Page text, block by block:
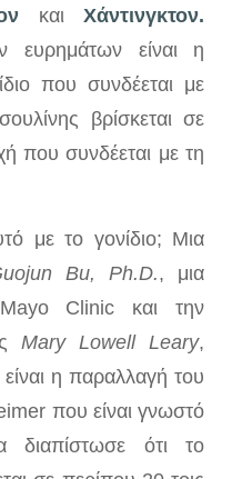
καιΧάντινγκτον.
ευρημάτων είναι η
που συνδέεται με
βρίσκεται σε
που συνδέεται με τη
με το γονίδιο; Μια
Bu, Ph.D., μια
Mayo Clinic και την
Mary Lowell Leary,
η παραλλαγή του
που είναι γνωστό
ότι το